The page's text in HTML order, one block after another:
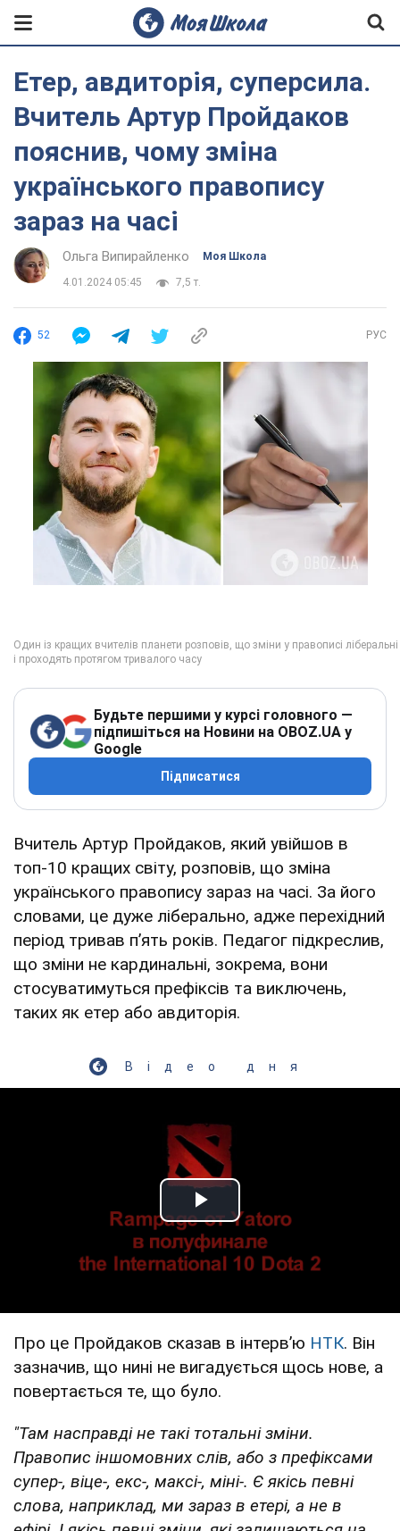
Етер, авдиторія, суперсила.
Вчитель Артур Пройдаков
пояснив, чому зміна
українського правопису
зараз на часі
Ольга Випирайленко Моя Школа
4.01.2024 05:45 7,5 т.
52 РУС
Будьте першими у курсі головного —
підпишіться на Новини на OBOZ.UA у
Google
Підписатися
Вчитель Артур Пройдаков, який увійшов в
топ-10 кращих світу, розповів, що зміна
українського правопису зараз на часі. За його
словами, це дуже ліберально, адже перехідний
період тривав пʼять років. Педагог підкреслив,
що зміни не кардинальні, зокрема, вони
стосуватимуться префіксів та виключень,
таких як етер або авдиторія.
Відео дня
Play Video
Про це Пройдаков сказав в інтервʼю НТК. Він
зазначив, що нині не вигадується щось нове, а
повертається те, що було.
"Там насправді не такі тотальні зміни.
Правопис іншомовних слів, або з префіксами
супер-, віце-, екс-, максі-, міні-. Є якісь певні
слова, наприклад, ми зараз в етері, а не в